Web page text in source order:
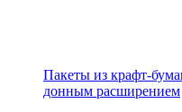
Пакеты из крафт-
донным расширением